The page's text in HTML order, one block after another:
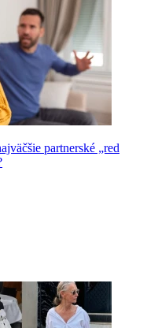
partnerské „red